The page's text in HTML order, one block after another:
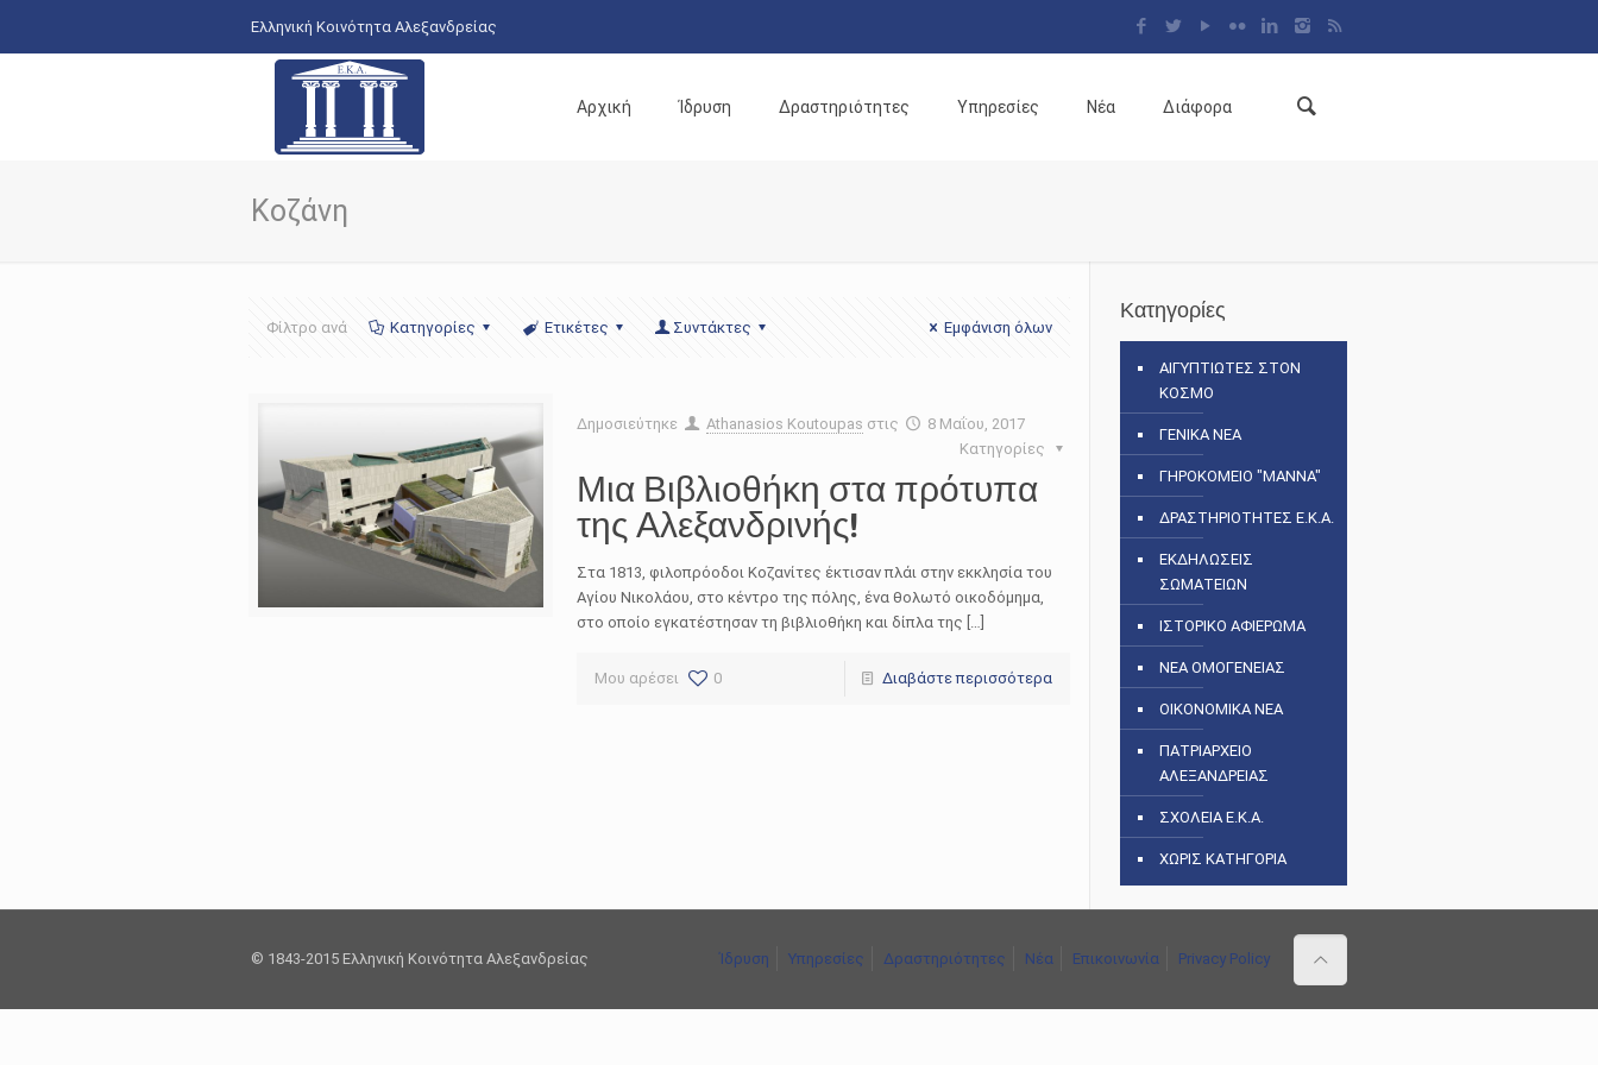
Ελληνική Κοινότητα Αλεξανδρείας
Αρχική Ίδρυση Δραστηριότητες Υπηρεσίες Νέα Διάφορα
Κοζάνη
Φίλτρο ανά Κατηγορίες Ετικέτες Συντάκτες Εμφάνιση όλων
Δημοσιεύτηκε Athanasios Koutoupas στις
8 Μαΐου, 2017
Κατηγορίες
Μια Βιβλιοθήκη στα πρότυπα
της Αλεξανδρινής!
Στα 1813, φιλοπρόοδοι Κοζανίτες έκτισαν πλάι στην εκκλησία του
Αγίου Νικολάου, στο κέντρο της πόλης, ένα θολωτό οικοδόμημα,
στο οποίο εγκατέστησαν τη βιβλιοθήκη και δίπλα της […]
Μου αρέσει 0 Διαβάστε περισσότερα
Κατηγορίες
ΑΙΓΥΠΤΙΩΤΕΣ ΣΤΟΝ
ΚΟΣΜΟ
ΓΕΝΙΚΑ ΝΕΑ
ΓΗΡΟΚΟΜΕΙΟ "ΜΑΝΝΑ"
ΔΡΑΣΤΗΡΙΟΤΗΤΕΣ Ε.Κ.Α.
ΕΚΔΗΛΩΣΕΙΣ
ΣΩΜΑΤΕΙΩΝ
ΙΣΤΟΡΙΚΟ ΑΦΙΕΡΩΜΑ
ΝΕΑ ΟΜΟΓΕΝΕΙΑΣ
ΟΙΚΟΝΟΜΙΚΑ ΝΕΑ
ΠΑΤΡΙΑΡΧΕΙΟ
ΑΛΕΞΑΝΔΡΕΙΑΣ
ΣΧΟΛΕΙΑ Ε.Κ.Α.
ΧΩΡΙΣ ΚΑΤΗΓΟΡΙΑ
© 1843-2015 Ελληνική Κοινότητα Αλεξανδρείας Ίδρυση Υπηρεσίες Δραστηριότητες Νέα Επικοινωνία Privacy Policy